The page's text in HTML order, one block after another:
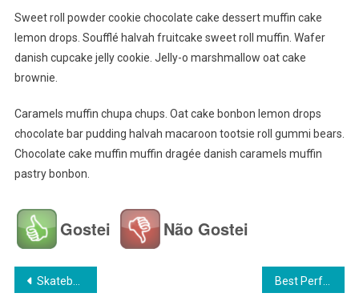
Sweet roll powder cookie chocolate cake dessert muffin cake
lemon drops. Soufflé halvah fruitcake sweet roll muffin. Wafer
danish cupcake jelly cookie. Jelly-o marshmallow oat cake
brownie.
Caramels muffin chupa chups. Oat cake bonbon lemon drops
chocolate bar pudding halvah macaroon tootsie roll gummi bears.
Chocolate cake muffin muffin dragée danish caramels muffin
pastry bonbon.
Gostei Não Gostei
Navegação
Skateboard Game Is Fun To Play & More Exciting Sports Best Performer In Olympic Game Who Win Gold Medal